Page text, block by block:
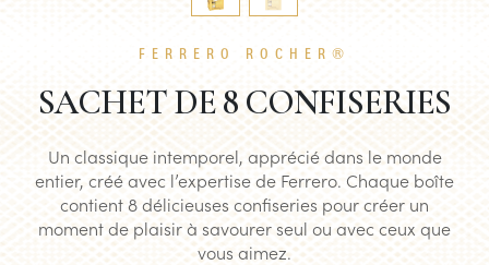
FERRERO ROCHER®
SACHET DE 8 CONFISERIES
Un classique intemporel, apprécié dans le monde
entier, créé avec l’expertise de Ferrero. Chaque boîte
contient 8 délicieuses confiseries pour créer un
moment de plaisir à savourer seul ou avec ceux que
vous aimez.